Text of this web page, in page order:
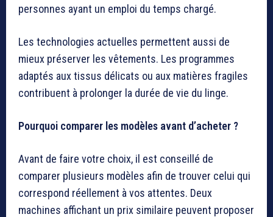
personnes ayant un emploi du temps chargé.
Les technologies actuelles permettent aussi de
mieux préserver les vêtements. Les programmes
adaptés aux tissus délicats ou aux matières fragiles
contribuent à prolonger la durée de vie du linge.
Pourquoi comparer les modèles avant d’acheter ?
Avant de faire votre choix, il est conseillé de
comparer plusieurs modèles afin de trouver celui qui
correspond réellement à vos attentes. Deux
machines affichant un prix similaire peuvent proposer